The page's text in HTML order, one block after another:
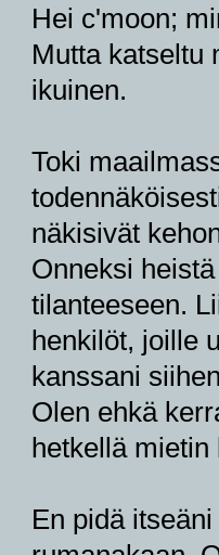
Hei c'moon;
Mutta katseltu
ikuinen.
Toki
näkisivät
Onneksi
tilanteeseen.
henkilöt, joille
kanssani
Olen ehkä
hetkellä
En pidä